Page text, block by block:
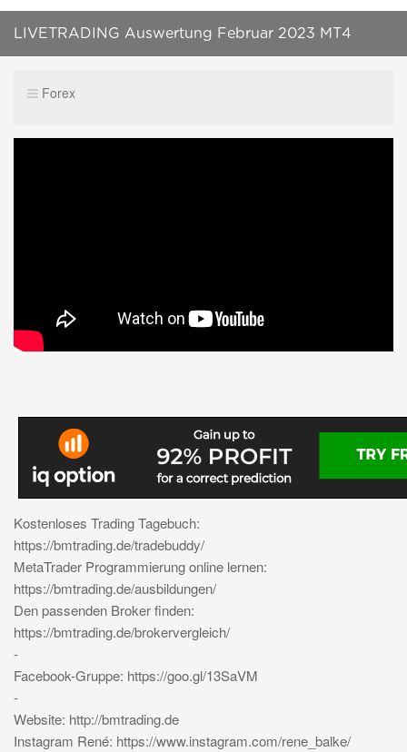
LIVETRADING Auswertung Februar 2023 MT4
Forex
Kostenloses Trading Tagebuch:
https://bmtrading.de/tradebuddy/
MetaTrader Programmierung online lernen:
https://bmtrading.de/ausbildungen/
Den passenden Broker finden:
https://bmtrading.de/brokervergleich/
-
Facebook-Gruppe: https://goo.gl/13SaVM
-
Website: http://bmtrading.de
Instagram René: https://www.instagram.com/rene_balke/